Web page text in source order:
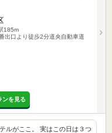
185m
出口より徒歩2分道央自動車道
ンを見る
ルがここ。 実はこの日は３つ